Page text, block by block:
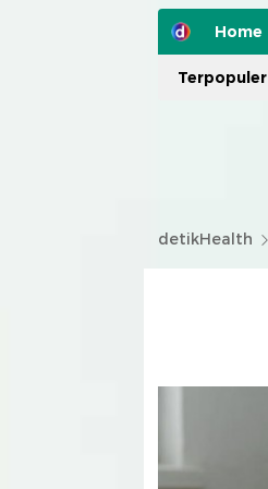
Home
Terpopuler
detikHealth